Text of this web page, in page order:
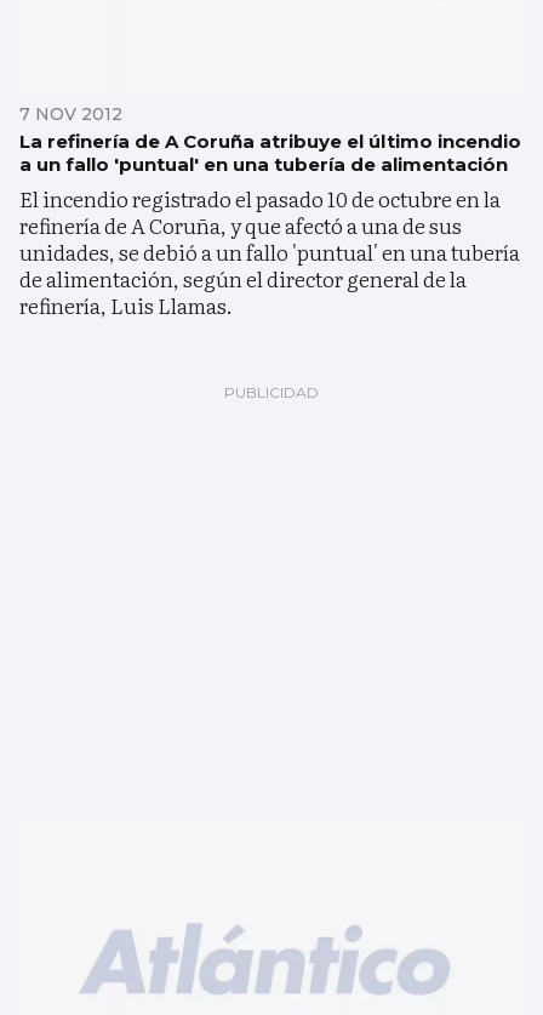
7 NOV 2012
La refinería de A Coruña atribuye el último incendio
a un fallo 'puntual' en una tubería de alimentación
El incendio registrado el pasado 10 de octubre en la
refinería de A Coruña, y que afectó a una de sus
unidades, se debió a un fallo 'puntual' en una tubería
de alimentación, según el director general de la
refinería, Luis Llamas.